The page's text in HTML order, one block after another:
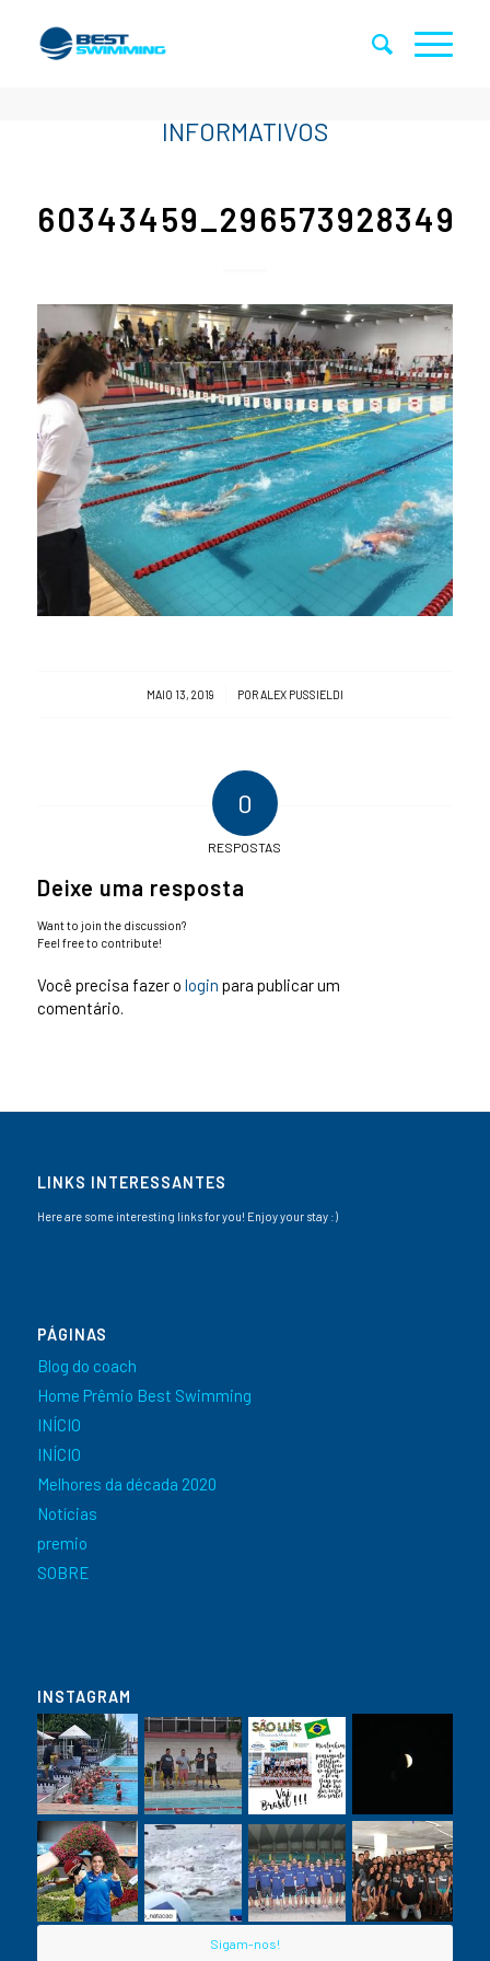
MAIO 13, 2019
/ PORALEX PUSSIELDI
0
RESPOSTAS
Deixe uma resposta
Want to join the discussion?
Feel free to contribute!
Você precisa fazer o login para publicar um
comentário.
LINKS INTERESSANTES
Here are some interesting links for you! Enjoy your stay :)
PÁGINAS
Blog do coach
Home Prêmio Best Swimming
INÍCIO
INÍCIO
Melhores da década 2020
Notícias
premio
SOBRE
INSTAGRAM
Sigam-nos!